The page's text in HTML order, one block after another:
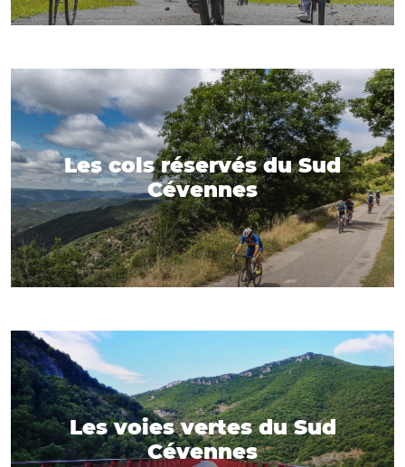
Les cols réservés du Sud
Cévennes
Les voies vertes du Sud
Cévennes